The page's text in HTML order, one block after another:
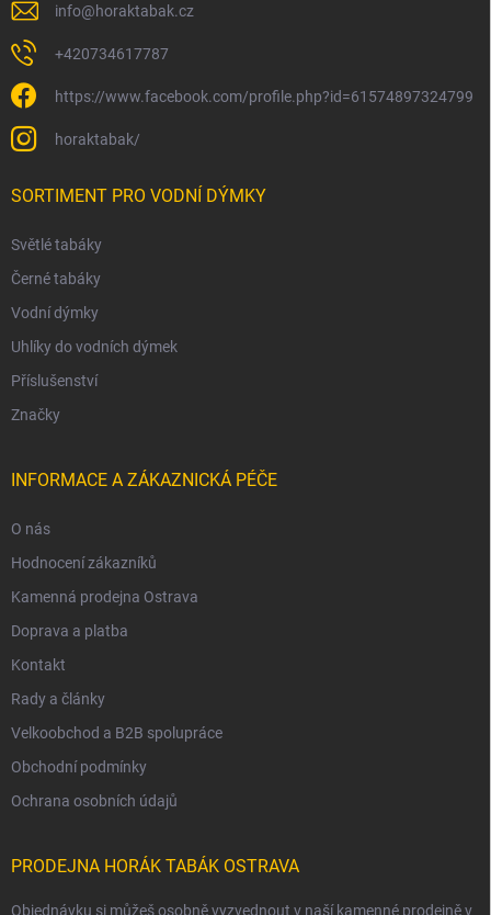
info@horaktabak.cz
+420734617787
https://www.facebook.com/profile.php?id=61574897324799
horaktabak/
SORTIMENT PRO VODNÍ DÝMKY
Světlé tabáky
Černé tabáky
Vodní dýmky
Uhlíky do vodních dýmek
Příslušenství
Značky
INFORMACE A ZÁKAZNICKÁ PÉČE
O nás
Hodnocení zákazníků
Kamenná prodejna Ostrava
Doprava a platba
Kontakt
Rady a články
Velkoobchod a B2B spolupráce
Obchodní podmínky
Ochrana osobních údajů
PRODEJNA HORÁK TABÁK OSTRAVA
Objednávku si můžeš osobně vyzvednout v naší kamenné prodejně v